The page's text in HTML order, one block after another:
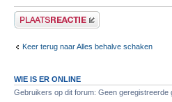
Plaats een reactie
Keer terug naar Alles behalve schaken
WIE IS ER ONLINE
Gebruikers op dit forum: Geen geregistreerde